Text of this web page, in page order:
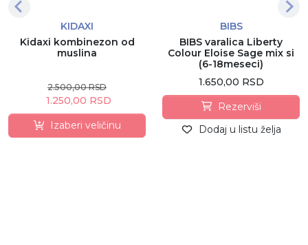
KIDAXI
Kidaxi kombinezon od
muslina
2.500,00 RSD
1.250,00 RSD
Izaberi veličinu
BIBS
BIBS varalica Liberty
Colour Eloise Sage mix si
(6-18meseci)
1.650,00 RSD
Rezerviši
Dodaj u listu želja